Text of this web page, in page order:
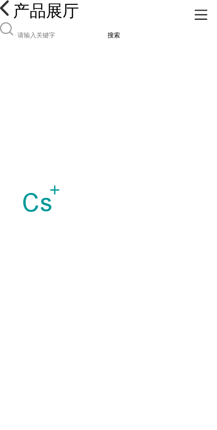
产品展厅
搜索